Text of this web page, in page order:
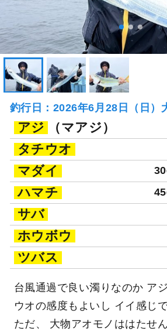
釣行日：2026年6月28日（日）
アジ
（マアジ）
タチウオ
マダイ
ハマチ
サバ
ホウボウ
ツバス
台風通過で良い濁りなのか ア
ウオの感度もよいし イイ感じ
ただ、 大物アオモノははたせ